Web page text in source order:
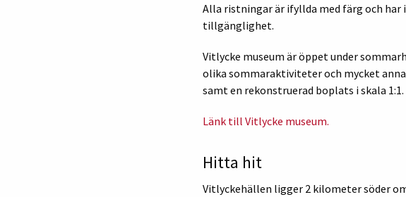
Alla ristningar är ifyllda med färg och
tillgänglighet.
Vitlycke museum är öppet under
olika sommaraktiviteter och mycket
samt en rekonstruerad boplats i skala 1:1.
Länk till Vitlycke museum.
Hitta hit
Vitlyckehällen ligger 2 kilometer söder